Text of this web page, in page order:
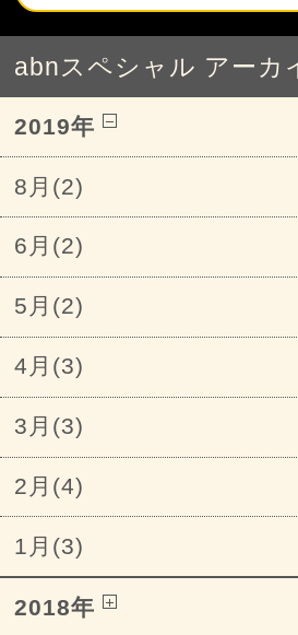
abnスペシャル アーカ
2019年
8月(2)
6月(2)
5月(2)
4月(3)
3月(3)
2月(4)
1月(3)
2018年